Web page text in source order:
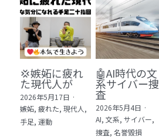
💢嫉妬に疲れ
た現代人が
2026年5月17日 ·
嫉妬, 疲れた, 現代人,
手足, 運動
🤖AI時代の文
系サイバー捜
査
2026年5月4日 ·
AI, 文系, サイバー,
捜査, 名誉毀損